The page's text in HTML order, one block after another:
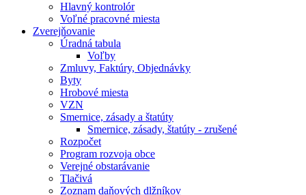
Hlavný kontrolór
Voľné pracovné miesta
Zverejňovanie
Úradná tabula
Voľby
Zmluvy, Faktúry, Objednávky
Byty
Hrobové miesta
VZN
Smernice, zásady a štatúty
Smernice, zásady, štatúty - zrušené
Rozpočet
Program rozvoja obce
Verejné obstarávanie
Tlačivá
Zoznam daňových dlžníkov